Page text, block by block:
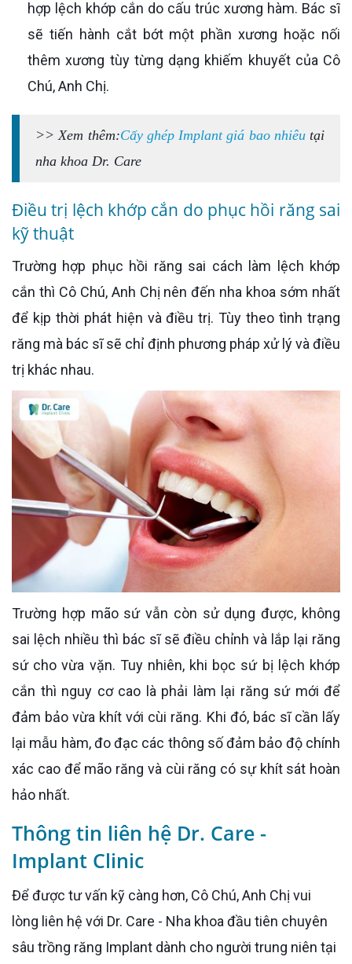
hợp lệch khớp cắn do cấu trúc xương hàm. Bác sĩ
sẽ tiến hành cắt bớt một phần xương hoặc nối
thêm xương tùy từng dạng khiếm khuyết của Cô
Chú, Anh Chị.
>> Xem thêm:Cấy ghép Implant giá bao nhiêutại
nha khoa Dr. Care
Điều trị lệch khớp cắn do phục hồi răng sai
kỹ thuật
Trường hợp phục hồi răng sai cách làm lệch khớp
cắn thì Cô Chú, Anh Chị nên đến nha khoa sớm nhất
để kịp thời phát hiện và điều trị. Tùy theo tình trạng
răng mà bác sĩ sẽ chỉ định phương pháp xử lý và điều
trị khác nhau.
Trường hợp mão sứ vẫn còn sử dụng được, không
sai lệch nhiều thì bác sĩ sẽ điều chỉnh và lắp lại răng
sứ cho vừa vặn. Tuy nhiên, khi bọc sứ bị lệch khớp
cắn thì nguy cơ cao là phải làm lại răng sứ mới để
đảm bảo vừa khít với cùi răng. Khi đó, bác sĩ cần lấy
lại mẫu hàm, đo đạc các thông số đảm bảo độ chính
xác cao để mão răng và cùi răng có sự khít sát hoàn
hảo nhất.
Thông tin liên hệ Dr. Care -
Implant Clinic
Để được tư vấn kỹ càng hơn, Cô Chú, Anh Chị vui
lòng liên hệ với Dr. Care - Nha khoa đầu tiên chuyên
sâu trồng răng Implant dành cho người trung niên tại